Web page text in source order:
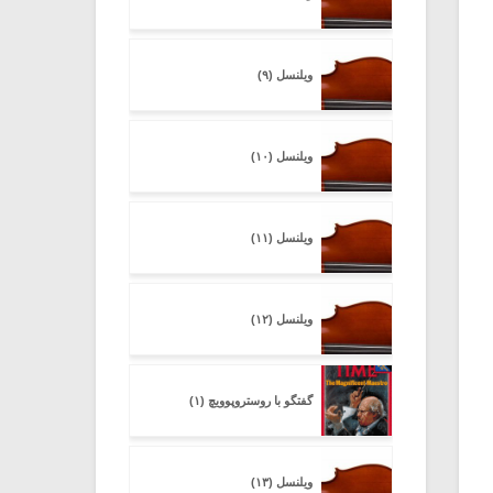
ویلنسل (۹)
ویلنسل (۱۰)
ویلنسل (۱۱)
ویلنسل (۱۲)
گفتگو با روستروپوویچ (۱)
ویلنسل (۱۳)